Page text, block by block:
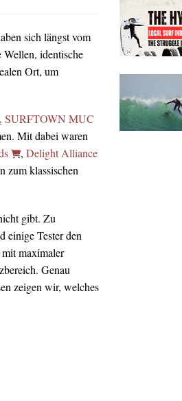
sich längst vom
identische
Ort, um
SURFTOWN MUC
Mit dabei waren
, Delight Alliance
zum klassischen
gibt. Zu
einige Tester den
mit maximaler
Genau
zeigen wir, welches